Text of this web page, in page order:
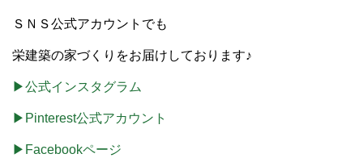
ＳＮＳ公式アカウントでも
栄建築の家づくりをお届けしております♪
▶公式インスタグラム
▶Pinterest公式アカウント
▶Facebookページ